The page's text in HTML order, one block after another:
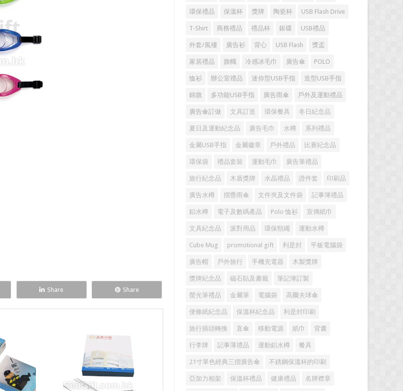
Share Share
環保禮品 保溫杯 獎牌 陶瓷杯 USB Flash Drive
T-Shirt 商務禮品 禮品杯 銀碟 USB禮品
外套/風褸 廣告衫 背心 USB Flash 獎盃
家居禮品 旗幟 冷感冰毛巾 廣告傘 POLO
恤衫 辦公室禮品 迷你型USB手指 造型USB手指
錦旗 多功能USB手指 廣告雨傘 戶外及運動禮品
廣告傘訂做 文具訂造 環保餐具 冬日紀念品
夏日及運動紀念品 廣告毛巾 水樽 系列禮品
金屬USB手指 金屬徽章 戶外禮品 比賽紀念品
環保袋 禮品套裝 運動毛巾 廣告筆禮品
旅行紀念品 木盾獎牌 水晶禮品 證件套 印刷品
廣告水樽 摺疊雨傘 文件夾及文件袋 記事簿禮品
鋁水樽 電子及數碼產品 Polo 恤衫 宣傳紙巾
文具紀念品 派對用品 環保頸繩 運動水樽
Cube Mug promotional gift 利是封 平板電腦袋
廣告帽 戶外旅行 手機充電器 木製獎牌
獎牌紀念品 磁石貼及書籤 筆記簿訂製
螢光筆禮品 金屬筆 電腦袋 高爾夫球傘
便條紙紀念品 保溫杯紀念品 利是封印刷
旅行插頭轉換 直傘 移動電源 紙巾 背囊
行李牌 記事薄禮品 運動鋁水樽 餐具
21寸單色經典三摺廣告傘 不銹鋼保溫杯的印刷
亞加力相架 保溫杯禮品 健康禮品 名牌襟章